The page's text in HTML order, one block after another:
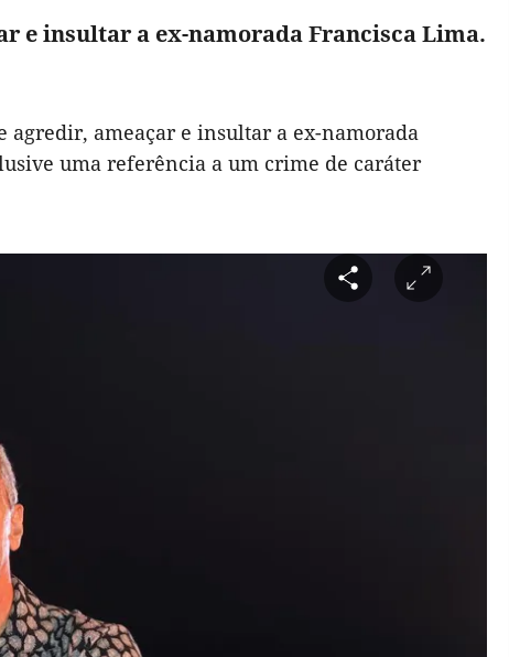
e insultar a ex-namorada Francisca Lima.
agredir, ameaçar e insultar a ex-namorada
uma referência a um crime de caráter